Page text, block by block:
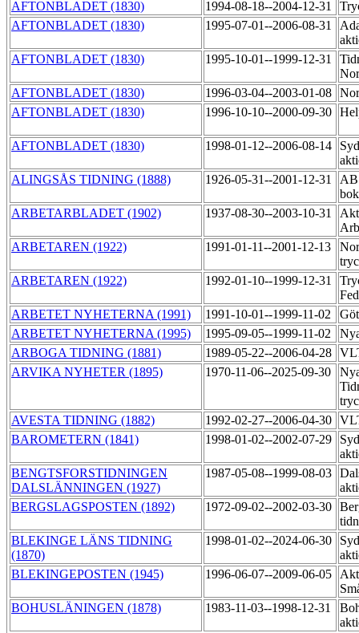
AFTONBLADET (1830)
1994-08-18--2004-12-31
AFTONBLADET (1830)
1995-07-01--2006-08-31
AFTONBLADET (1830)
1995-10-01--1999-12-31
AFTONBLADET (1830)
1996-03-04--2003-01-08
AFTONBLADET (1830)
1996-10-10--2000-09-30
AFTONBLADET (1830) 1998-01-12--2006-08-14
ALINGSÅS TIDNING (1888)
1926-05-31--2001-12-31
AB
ARBETARBLADET (1902)
1937-08-30--2003-10-31
ARBETAREN (1922)
1991-01-11--2001-12-13
ARBETAREN (1922)
1992-01-10--1999-12-31
ARBETET NYHETERNA (1991)
1991-10-01--1999-11-02
ARBETET NYHETERNA (1995)
1995-09-05--1999-11-02
ARBOGA TIDNING (1881)
1989-05-22--2006-04-28
ARVIKA NYHETER (1895)
1970-11-06--2025-09-30
AVESTA TIDNING (1882)
1992-02-27--2006-04-30
BAROMETERN (1841)
1998-01-02--2002-07-29
BENGTSFORSTIDNINGEN
DALSLÄNNINGEN (1927)
1987-05-08--1999-08-03
BERGSLAGSPOSTEN (1892)
1972-09-02--2002-03-30
BLEKINGE LÄNS TIDNING
(1870)
1998-01-02--2024-06-30
BLEKINGEPOSTEN (1945)
1996-06-07--2009-06-05
BOHUSLÄNINGEN (1878)
1983-11-03--1998-12-31